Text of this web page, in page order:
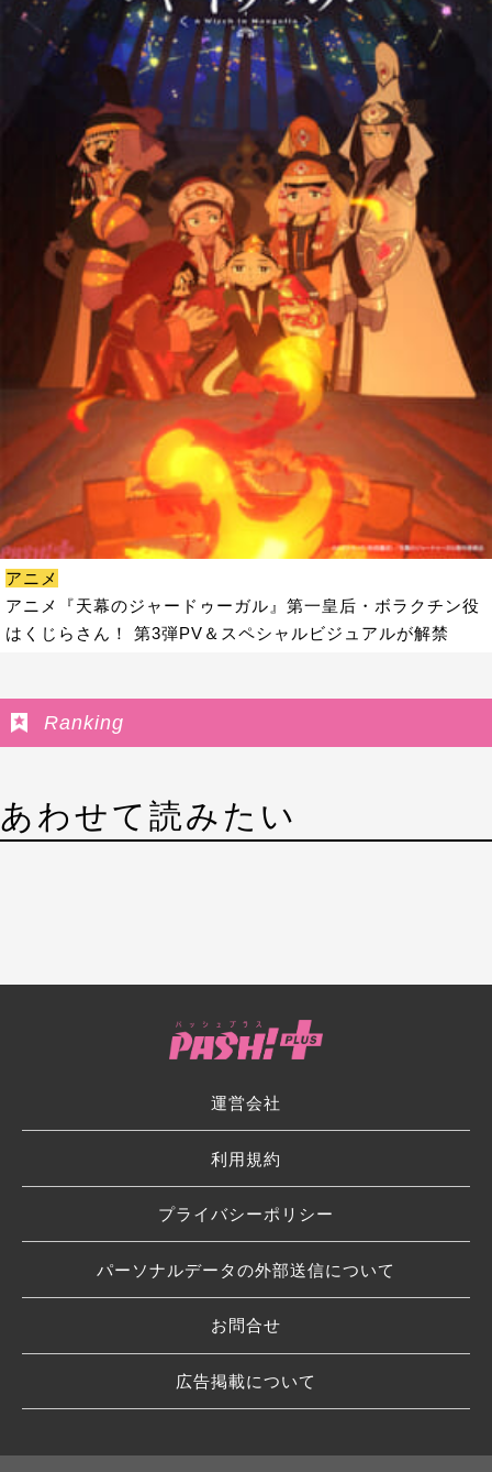
アニメ
アニメ『天幕のジャードゥーガル』第一皇后・ボラクチン役
はくじらさん！ 第3弾PV＆スペシャルビジュアルが解禁
Ranking
あわせて読みたい
運営会社
利用規約
プライバシーポリシー
パーソナルデータの外部送信について
お問合せ
広告掲載について